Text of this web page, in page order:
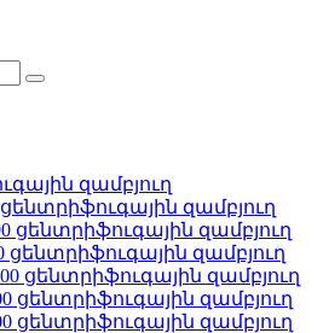
զամբյուղ
ցենտրիֆուգային զամբյուղ
ցենտրիֆուգային զամբյուղ
ցենտրիֆուգային զամբյուղ
ցենտրիֆուգային զամբյուղ
ցենտրիֆուգային զամբյուղ
ցենտրիֆուգային զամբյուղ